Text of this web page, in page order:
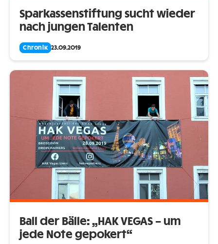
Sparkassenstiftung sucht wieder
nach jungen Talenten
Chronik 23.09.2019
Ball der Bälle: „HAK VEGAS – um
jede Note gepokert“